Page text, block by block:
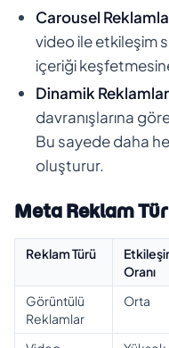
Carousel
video ile etkileşim
içeriği
Dinamik Reklamlar
davranışlarına
Bu sayede daha
oluşturur.
Meta Reklam
Reklam Türü
Oranı
Görüntülü
Reklamlar
Orta